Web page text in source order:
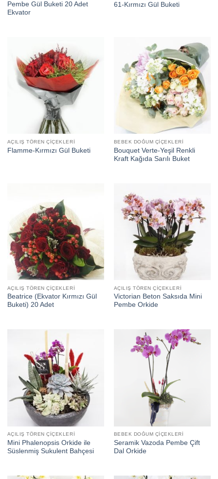
Pembe Gül Buketi 20 Adet
Ekvator
61-Kırmızı Gül Buketi
AÇILIŞ TÖREN ÇIÇEKLERI
Flamme-Kırmızı Gül Buketi
BEBEK DOĞUM ÇIÇEKLERI
Bouquet Verte-Yeşil Renkli
Kraft Kağıda Sarılı Buket
AÇILIŞ TÖREN ÇIÇEKLERI
Beatrice (Ekvator Kırmızı Gül
Buketi) 20 Adet
AÇILIŞ TÖREN ÇIÇEKLERI
Victorian Beton Saksıda Mini
Pembe Orkide
AÇILIŞ TÖREN ÇIÇEKLERI
Mini Phalenopsis Orkide ile
Süslenmiş Sukulent Bahçesi
BEBEK DOĞUM ÇIÇEKLERI
Seramik Vazoda Pembe Çift
Dal Orkide